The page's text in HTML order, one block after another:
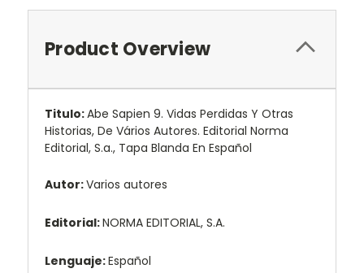
Product Overview
Titulo:Abe Sapien 9. Vidas Perdidas Y Otras
Historias, De Vários Autores. Editorial Norma
Editorial, S.a., Tapa Blanda En Español
Autor:Varios autores
Editorial:NORMA EDITORIAL, S.A.
Lenguaje:Español